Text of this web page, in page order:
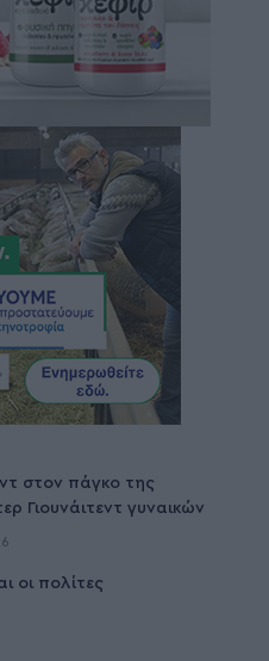
στον πάγκο της
Γιουνάιτεντ γυναικών
οι πολίτες